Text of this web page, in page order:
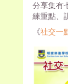
分享集有
練重點、
《社交一